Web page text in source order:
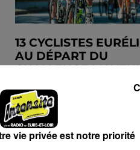
13 CYCLISTES
AU DÉPART DU
CHALLENGE
vie privée est notre priorité